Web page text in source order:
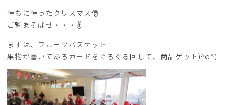
待ちに待ったクリスマス🎅
ご覧あそばせ・・・✌
まずは、フルーツバスケット
果物が書いてあるカードをぐるぐる回して、商品ゲット)^o^(